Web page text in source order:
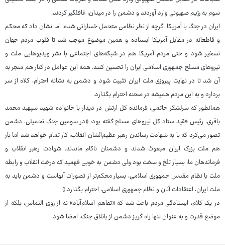
سوم به رژیم صهیونی وارد آوردند و دشمن را در میدان، غافلگیر کردند.
ایران در جنگ با آمریکا اگرچه از نظر نظامی متحمل خساراتی شده، اما نشان داد که محکم
و قاطعانه در مقابل آمریکا ایستاده و همین موضوع موجب شد تا قلوب مردم جهان
تسخیر شود و حتی مردم آمریکا هم در شبکه‌های اجتماعی با نشر ویدیوهایی ملت و
نیروهای مسلح جمهوری اسلامی ایران را تحسین کنند. همه این عوامل در کنار هم منجر به
آن شد تا در نهایت پیروزی ملت ایران تثبیت شود و دشمن به نشانه احترام، کلاه از سر
بردارد و به این مردم همیشه در صحنه احترام بگذارد.
همانطور که سرلشکر حاتمی، فرمانده کل ارتش در دیدار با خانواده شهید سپهبد محمد
باقری، رئیس فقید ستاد کل نیروهای مسلح گفته بود: «در سومین جنگ تحمیلی، دشمن
تصور می‌کرد که با به شهادت رساندن رهبر عظیم‌الشان انقلاب، کار تمام خواهد شد اما باز
هم ملت بزرگ ایران مبعوث شدند و دشمنان ناکام ماندند. شهادت رهبر انقلاب و
فرماندهان ما، بسیار تلخ و سخت بود ولی دشمن به خوبی فهمید که درخت انقلاب و رابطه
ملت با نظام مقدس جمهوری اسلامی، بسیار محکم‌تر از تصورات آنهاست و دشمن باید به
ملت ایران، اعتقادات آنان و نظام جمهوری اسلامی، احترام بگذارد.»
در یک کلام، ایستادگی مردم باعث شد که «تفاهم اسلام‌آباد» نه از روی التماس، بلکه از
موضع قدرت و به عنوان تنها راه گریز دشمن از باتلاق جنگ، امضا شود.